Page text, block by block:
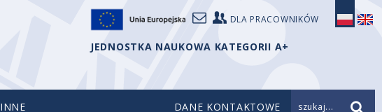
DLA PRACOWNIKÓW
JEDNOSTKA NAUKOWA KATEGORII A+
INNE DANE KONTAKTOWE szukaj...